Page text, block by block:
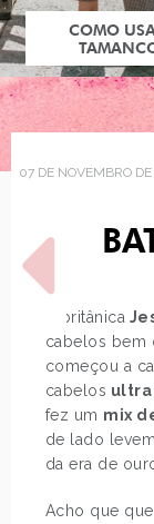
COMO
07 DE NOVEMBRO
A britânica
cabelos bem
começou a
cabelos ultra
fez um mix
de lado
da era de
Acho que
POST
VÍDEO: COMO
CÍLIOS POSTIÇOS